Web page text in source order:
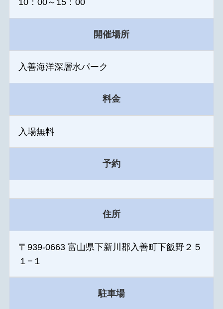
10：00～15：00
開催場所
入善海洋深層水パーク
料金
入場無料
予約
住所
〒939-0663 富山県下新川郡入善町下飯野２５
１−１
駐車場